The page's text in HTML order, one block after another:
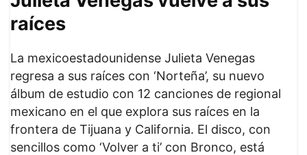
raíces
La mexicoestadounidense Julieta Venegas
regresa a sus raíces con ‘Norteña’, su nuevo
álbum de estudio con 12 canciones de regional
mexicano en el que explora sus raíces en la
frontera de Tijuana y California. El disco, con
sencillos como ‘Volver a ti’ con Bronco, está